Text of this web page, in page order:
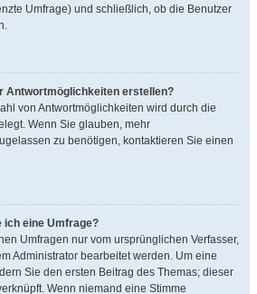
Umfrage) und schließlich, ob die Benutzer
Antwortmöglichkeiten erstellen?
von Antwortmöglichkeiten wird durch die
Wenn Sie glauben, mehr
zu benötigen, kontaktieren Sie einen
ich eine Umfrage?
Umfragen nur vom ursprünglichen Verfasser,
Administrator bearbeitet werden. Um eine
Sie den ersten Beitrag des Themas; dieser
Wenn niemand eine Stimme